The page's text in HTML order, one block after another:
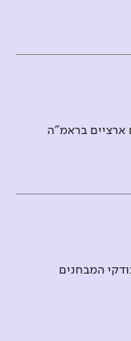
ארציים בראמ"ה
המבחנים